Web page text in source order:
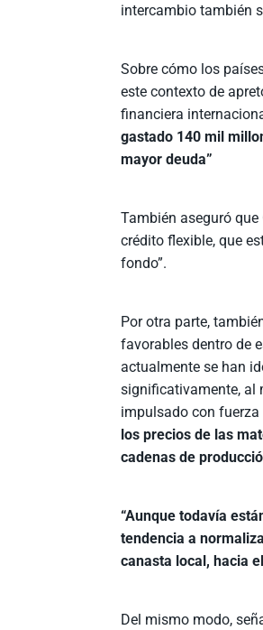
intercambio también
Sobre cómo los
este contexto de
financiera
gastado 140 mil
mayor deuda”
También aseguró
crédito flexible, que
fondo”.
Por otra parte,
favorables dentro de
actualmente se han
significativamente, al
impulsado con
los precios de las
cadenas de
“Aunque todavía
tendencia a
canasta local, hacia
Del mismo modo,